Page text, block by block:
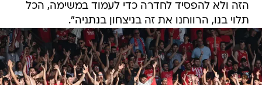
הזה ולא להפסיד לחדרה כדי לעמוד במשימה, הכל
תלוי בנו, הרווחנו את זה בניצחון בנתניה".